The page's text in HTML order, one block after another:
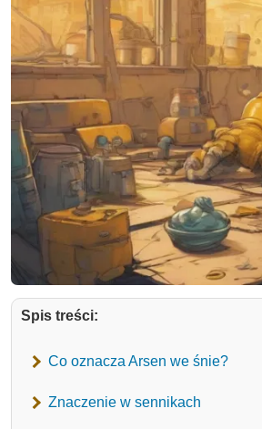
Spis treści:
Co oznacza Arsen we śnie?
Znaczenie w sennikach